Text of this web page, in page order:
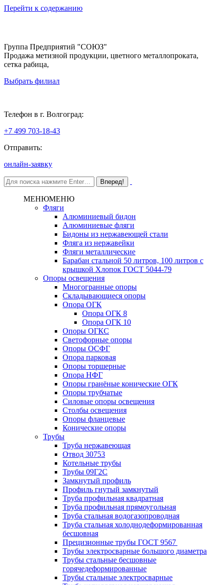
Перейти к содержанию
Группа Предприятий "СОЮЗ"
Продажа метизной продукции, цветного металлопроката,
сетка рабица,
Выбрать филиал
Телефон в г. Волгоград:
+7 499 703-18-43
Отправить:
онлайн-заявку
МЕНЮМЕНЮ
Фляги
Алюминиевый бидон
Алюминиевые фляги
Бидоны из нержавеющей стали
Фляга из нержавейки
Фляги металлические
Барабан стальной 50 литров, 100 литров с
крышкой Хлопок ГОСТ 5044-79
Опоры освещения
Многогранные опоры
Складывающиеся опоры
Опора ОГК
Опора ОГК 8
Опора ОГК 10
Опоры ОГКС
Светофорные опоры
Опоры ОСФГ
Опора парковая
Опоры торшерные
Опора НФГ
Опоры гранёные конические ОГК
Опоры трубчатые
Силовые опоры освещения
Столбы освещения
Опоры фланцевые
Конические опоры
Трубы
Труба нержавеющая
Отвод 30753
Котельные трубы
Трубы 09Г2С
Замкнутый профиль
Профиль гнутый замкнутый
Труба профильная квадратная
Труба профильная прямоугольная
Труба стальная водогазопроводная
Труба стальная холоднодеформированная
бесшовная
Прецизионные трубы ГОСТ 9567
Трубы электросварные большого диаметра
Трубы стальные бесшовные
горячедеформированные
Трубы стальные электросварные